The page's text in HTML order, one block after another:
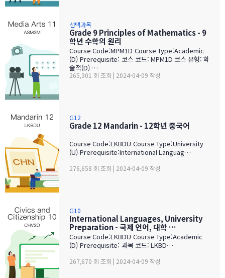
선택과목
Grade 9 Principles of Mathematics - 9
학년 수학의 원리
Course Code:MPM1D Course Type:Academic
(D) Prerequisite: 코스 코드: MPM1D 코스 유형: 학
술적(D) …
265,301 회 조회 | 2024-04-09 작성
G12
Grade 12 Mandarin - 12학년 중국어
Course Code:LKBDU Course Type:University
(U) Prerequisite:International Languag…
276,658 회 조회 | 2024-04-09 작성
G10
International Languages, University
Preparation - 국제 언어, 대학 …
Course Code:LKBDU Course Type:Academic
(D) Prerequisite: 과목 코드: LKBD…
267,670 회 조회 | 2024-04-09 작성